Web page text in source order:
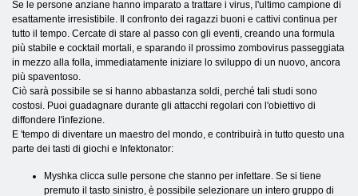
Se le persone anziane hanno imparato a trattare i virus, l'ultimo campione di
esattamente irresistibile. Il confronto dei ragazzi buoni e cattivi continua per
tutto il tempo. Cercate di stare al passo con gli eventi, creando una formula
più stabile e cocktail mortali, e sparando il prossimo zombovirus passeggiata
in mezzo alla folla, immediatamente iniziare lo sviluppo di un nuovo, ancora
più spaventoso.
Ciò sarà possibile se si hanno abbastanza soldi, perché tali studi sono
costosi. Puoi guadagnare durante gli attacchi regolari con l'obiettivo di
diffondere l'infezione.
E 'tempo di diventare un maestro del mondo, e contribuirà in tutto questo una
parte dei tasti di giochi e Infektonator:
Myshka clicca sulle persone che stanno per infettare. Se si tiene
premuto il tasto sinistro, è possibile selezionare un intero gruppo di